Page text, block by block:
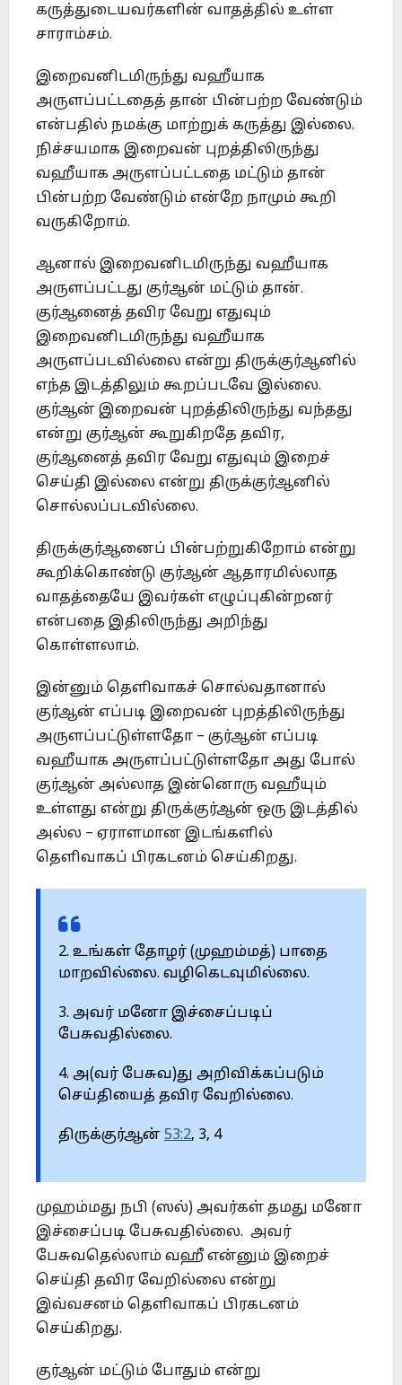
கருத்துடையவர்களின் வாதத்தில் உள்ள
சாராம்சம்.
இறைவனிடமிருந்து வஹீயாக
அருளப்பட்டதைத் தான் பின்பற்ற வேண்டும்
என்பதில் நமக்கு மாற்றுக் கருத்து இல்லை.
நிச்சயமாக இறைவன் புறத்திலிருந்து
வஹீயாக அருளப்பட்டதை மட்டும் தான்
பின்பற்ற வேண்டும் என்றே நாமும் கூறி
வருகிறோம்.
ஆனால் இறைவனிடமிருந்து வஹீயாக
அருளப்பட்டது குர்ஆன் மட்டும் தான்.
குர்ஆனைத் தவிர வேறு எதுவும்
இறைவனிடமிருந்து வஹீயாக
அருளப்படவில்லை என்று திருக்குர்ஆனில்
எந்த இடத்திலும் கூறப்படவே இல்லை.
குர்ஆன் இறைவன் புறத்திலிருந்து வந்தது
என்று குர்ஆன் கூறுகிறதே தவிர,
குர்ஆனைத் தவிர வேறு எதுவும் இறைச்
செய்தி இல்லை என்று திருக்குர்ஆனில்
சொல்லப்படவில்லை.
திருக்குர்ஆனைப் பின்பற்றுகிறோம் என்று
கூறிக்கொண்டு குர்ஆன் ஆதாரமில்லாத
வாதத்தையே இவர்கள் எழுப்புகின்றனர்
என்பதை இதிலிருந்து அறிந்து
கொள்ளலாம்.
இன்னும் தெளிவாகச் சொல்வதானால்
குர்ஆன் எப்படி இறைவன் புறத்திலிருந்து
அருளப்பட்டுள்ளதோ – குர்ஆன் எப்படி
வஹீயாக அருளப்பட்டுள்ளதோ அது போல்
குர்ஆன் அல்லாத இன்னொரு வஹீயும்
உள்ளது என்று திருக்குர்ஆன் ஒரு இடத்தில்
அல்ல – ஏராளமான இடங்களில்
தெளிவாகப் பிரகடனம் செய்கிறது.
2. உங்கள் தோழர் (முஹம்மத்) பாதை
மாறவில்லை. வழிகெடவுமில்லை.
3. அவர் மனோ இச்சைப்படிப்
பேசுவதில்லை.
4. அ(வர் பேசுவ)து அறிவிக்கப்படும்
செய்தியைத் தவிர வேறில்லை.
திருக்குர்ஆன் 53:2, 3, 4
முஹம்மது நபி (ஸல்) அவர்கள் தமது மனோ
இச்சைப்படி பேசுவதில்லை. அவர்
பேசுவதெல்லாம் வஹீ என்னும் இறைச்
செய்தி தவிர வேறில்லை என்று
இவ்வசனம் தெளிவாகப் பிரகடனம்
செய்கிறது.
குர்ஆன் மட்டும் போதும் என்று